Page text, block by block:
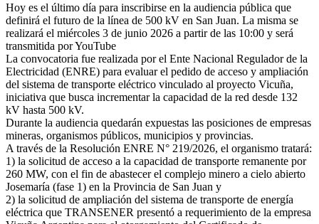
Hoy es el último día para inscribirse en la audiencia pública que
definirá el futuro de la línea de 500 kV en San Juan. La misma se
realizará el miércoles 3 de junio 2026 a partir de las 10:00 y será
transmitida por YouTube
La convocatoria fue realizada por el Ente Nacional Regulador de la
Electricidad (ENRE) para evaluar el pedido de acceso y ampliación
del sistema de transporte eléctrico vinculado al proyecto Vicuña,
iniciativa que busca incrementar la capacidad de la red desde 132
kV hasta 500 kV.
Durante la audiencia quedarán expuestas las posiciones de empresas
mineras, organismos públicos, municipios y provincias.
A través de la Resolución ENRE N° 219/2026, el organismo tratará:
1) la solicitud de acceso a la capacidad de transporte remanente por
260 MW, con el fin de abastecer el complejo minero a cielo abierto
Josemaría (fase 1) en la Provincia de San Juan y
2) la solicitud de ampliación del sistema de transporte de energía
eléctrica que TRANSENER presentó a requerimiento de la empresa